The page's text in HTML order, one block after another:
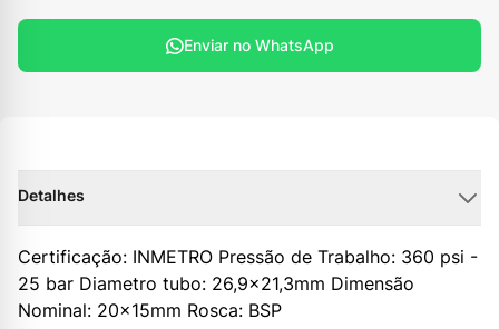
Enviar no WhatsApp
Detalhes
Certificação: INMETRO Pressão de Trabalho: 360 psi -
25 bar Diametro tubo: 26,9x21,3mm Dimensão
Nominal: 20x15mm Rosca: BSP